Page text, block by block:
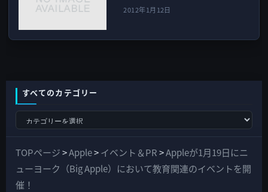
2012年1月12日
すべてのカテゴリー
て
の
カ
TOPページ>Apple>イベント＆PR>Appleが1月19日にニ
ューヨーク（Big Apple）において教育関連のイベントを開
催！